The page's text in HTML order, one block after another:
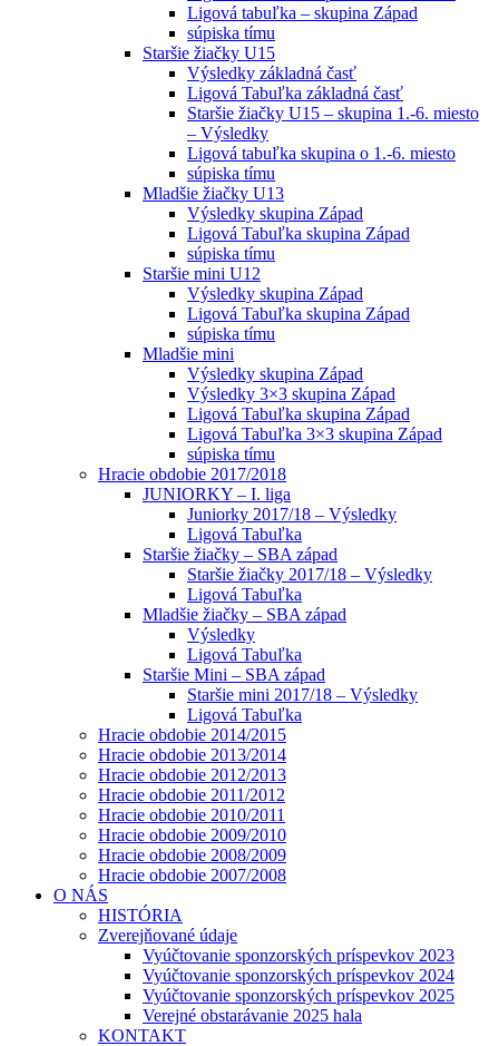
Ligová tabuľka – skupina Západ
súpiska tímu
Staršie žiačky U15
Výsledky základná časť
Ligová Tabuľka základná časť
Staršie žiačky U15 – skupina 1.-6. miesto
– Výsledky
Ligová tabuľka skupina o 1.-6. miesto
súpiska tímu
Mladšie žiačky U13
Výsledky skupina Západ
Ligová Tabuľka skupina Západ
súpiska tímu
Staršie mini U12
Výsledky skupina Západ
Ligová Tabuľka skupina Západ
súpiska tímu
Mladšie mini
Výsledky skupina Západ
Výsledky 3×3 skupina Západ
Ligová Tabuľka skupina Západ
Ligová Tabuľka 3×3 skupina Západ
súpiska tímu
Hracie obdobie 2017/2018
JUNIORKY – I. liga
Juniorky 2017/18 – Výsledky
Ligová Tabuľka
Staršie žiačky – SBA západ
Staršie žiačky 2017/18 – Výsledky
Ligová Tabuľka
Mladšie žiačky – SBA západ
Výsledky
Ligová Tabuľka
Staršie Mini – SBA západ
Staršie mini 2017/18 – Výsledky
Ligová Tabuľka
Hracie obdobie 2014/2015
Hracie obdobie 2013/2014
Hracie obdobie 2012/2013
Hracie obdobie 2011/2012
Hracie obdobie 2010/2011
Hracie obdobie 2009/2010
Hracie obdobie 2008/2009
Hracie obdobie 2007/2008
O NÁS
HISTÓRIA
Zverejňované údaje
Vyúčtovanie sponzorských príspevkov 2023
Vyúčtovanie sponzorských príspevkov 2024
Vyúčtovanie sponzorských príspevkov 2025
Verejné obstarávanie 2025 hala
KONTAKT